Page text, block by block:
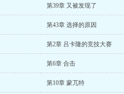
第39章 又被发现了
第43章 选择的原因
第2章 吕卡隆的竞技大赛
第6章 合击
第10章 蒙兀特